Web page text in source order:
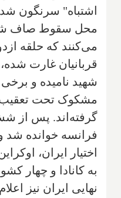
اشتباه" سرنگون
محل سقوط صاف شد
می‌کنند که حلقه
قربانیان غارت
شهید نامیده و برخی
مشکوک تحت تعقیب،
گرفته‌اند. پس از
فرانسه خوانده شد
اختیار ایران،
به کانادا و چهار
نهایی ایران نیز